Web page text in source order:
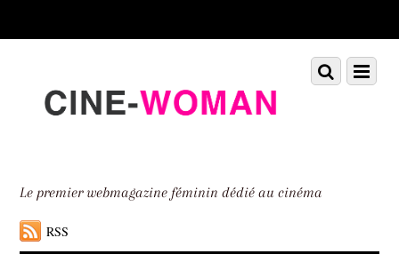
down
Le premier webmagazine féminin dédié au cinéma
RSS
Menu
Scroll
down